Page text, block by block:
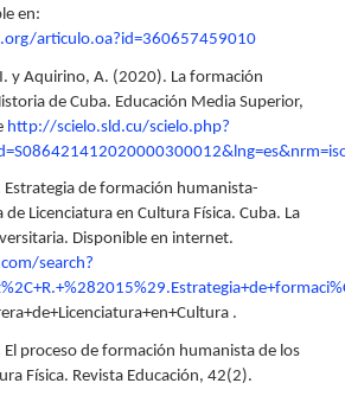
en:
articulo.oa?id=360657459010
y Aquirino, A. (2020). La formación
de Cuba. Educación Media Superior,
http://scielo.sld.cu/scielo.php?
Estrategia de formación humanista-
Licenciatura en Cultura Física. Cuba. La
Disponible en internet.
search?
.
proceso de formación humanista de los
Física. Revista Educación, 42(2).